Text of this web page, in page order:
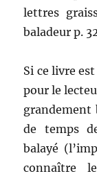
lettres
baladeur p.
Si ce livre
pour le
grandement
de temps
balayé
connaître